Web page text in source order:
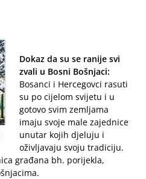
Dokaz da su se ranije svi
zvali u Bosni Bošnjaci:
Bosanci i Hercegovci rasuti
su po cijelom svijetu i u
gotovo svim zemljama
imaju svoje male zajednice
unutar kojih djeluju i
oživljavaju svoju tradiciju.
građana bh. porijekla,